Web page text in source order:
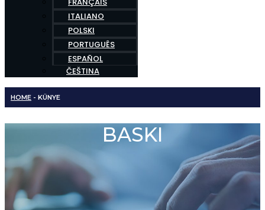
ITALIANO
POLSKI
PORTUGUÊS
ESPAÑOL
ČEŠTINA
HOME - KÜNYE
BASKI